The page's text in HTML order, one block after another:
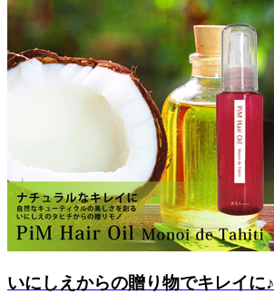
いにしえからの贈り物でキレイに♪